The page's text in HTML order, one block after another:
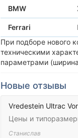
BMW
Ferrari
При подборе нового
техническими
параметрами
Новые отзывы
Vredestein Ultrac
Цены и
Станислав